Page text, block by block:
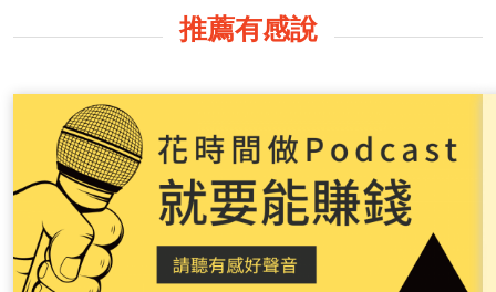
推薦有感說